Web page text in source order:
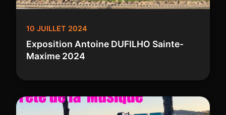
10 JUILLET 2024
Exposition Antoine DUFILHO Sainte-
Maxime 2024